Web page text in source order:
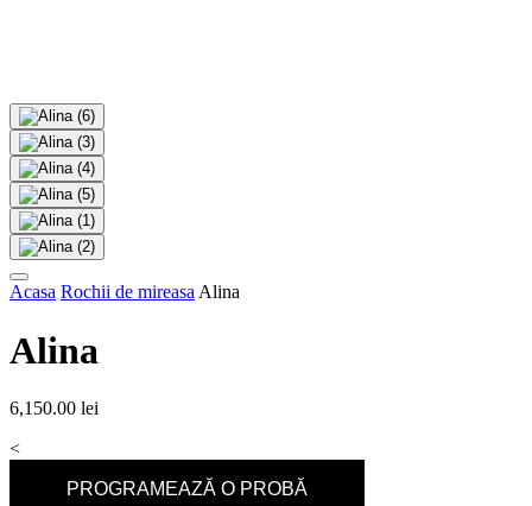
Acasa Rochii de mireasa Alina
Alina
6,150.00 lei
<
PROGRAMEAZĂ O PROBĂ